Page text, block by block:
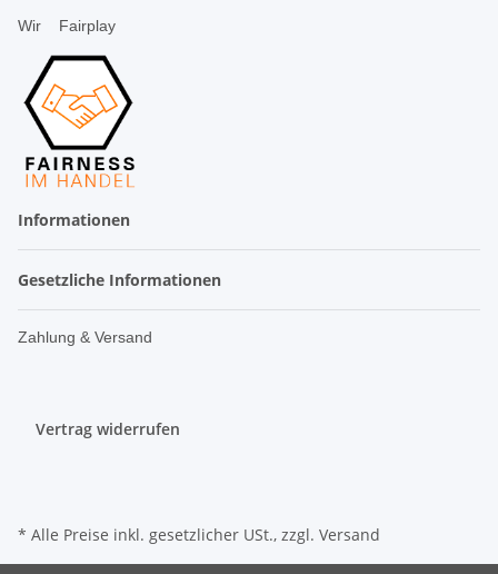
Wir Fairplay
Informationen
Gesetzliche Informationen
Zahlung & Versand
Vertrag widerrufen
* Alle Preise inkl. gesetzlicher USt., zzgl. Versand